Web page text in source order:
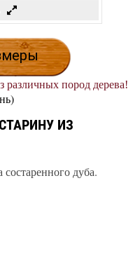
пород дерева!
ИЗ
дуба.